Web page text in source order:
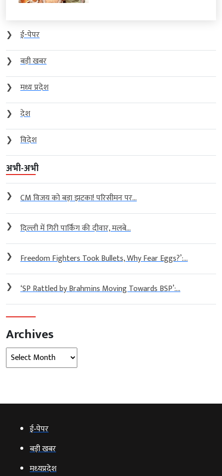
❯
ई-पेपर
❯
बड़ी खबर
❯
मध्य प्रदेश
❯
देश
❯
विदेश
अभी-अभी
❯ CM विजय को बड़ा झटका! परिसीमन पर...
❯ दिल्ली में गिरी पार्किंग की दीवार, मलबे...
❯ Freedom Fighters Took Bullets, Why Fear Eggs?’:...
❯ ‘SP Rattled by Brahmins Moving Towards BSP’:...
Archives
Archives
ई‑पेपर
बड़ी खबर
मध्‍यप्रदेश